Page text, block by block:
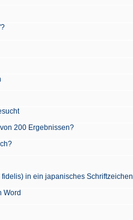
200 Ergebnissen?
in ein japanisches Schriftzeichen
Word